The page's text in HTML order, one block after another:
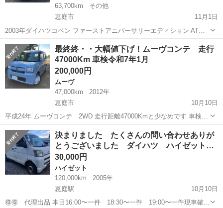
63,700km
その他
恵庭市
11月1日
2003年ダイハツコペン ファーストアニバーサリーエディション ATタ
ーボ 車検令和8年10月27日 電動オープンルーフ MOMOステアリング
社外マフラー 社外エアクリ 社外フロント、リアリップスポイラー リ
アウイングスポ...
北海道 恵庭市 コペン ターボ
最終終・・大幅値下げ！ムーヴコンテ 走行
47000Km 車検令和7年1月
200,000円
ムーヴ
47,000km
2012年
恵庭市
10月10日
平成24年 ムーヴコンテ 2WD 走行距離47000Kmと少なめです 車検付
きなのですぐ乗って帰れます 令和7年1月まで 外装は目立つ傷、錆び
なく綺麗です 下回りも比較的綺麗です 走行も問題なく走ります 支
払...
北海道 恵庭市 ムーヴ ムーブコンテ
決まりました たくさんの問い合わせありが
とうございました ダイハツ ハイゼット…
30,000円
ハイゼット
120,000km
2005年
恵庭駅
10月10日
🉐🉐 代理出品 本日16:00〜一件 18:30〜一件 19:00〜一件現車確認